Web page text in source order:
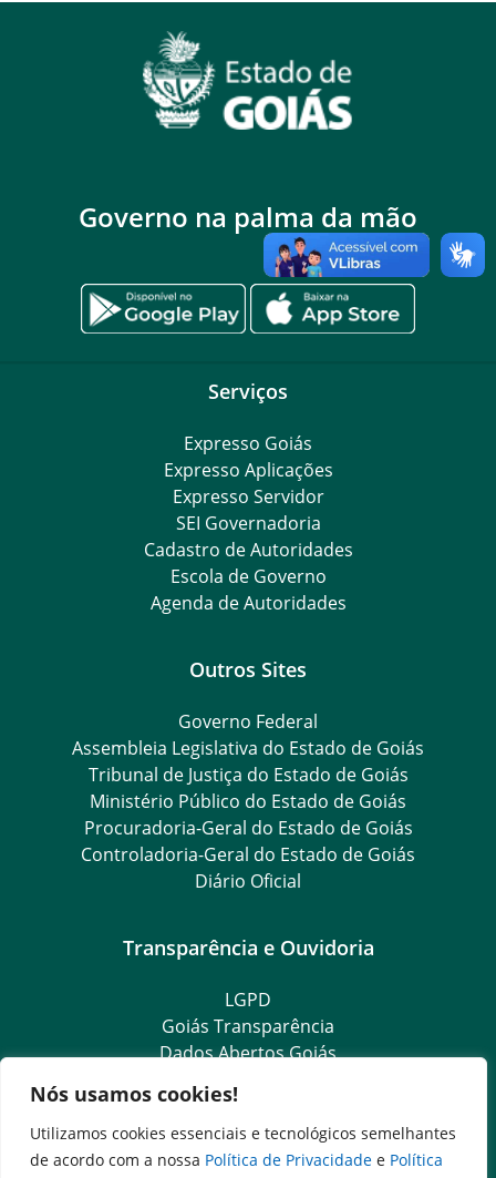
Nós usamos cookies!
Utilizamos cookies essenciais e tecnológicos semelhantes
de acordo com a nossa Política de Privacidade e Política
Governo na palma da mão
Serviços
Expresso Goiás
Expresso Aplicações
Expresso Servidor
SEI Governadoria
Cadastro de Autoridades
Escola de Governo
Agenda de Autoridades
Outros Sites
Governo Federal
Assembleia Legislativa do Estado de Goiás
Tribunal de Justiça do Estado de Goiás
Ministério Público do Estado de Goiás
Procuradoria-Geral do Estado de Goiás
Controladoria-Geral do Estado de Goiás
Diário Oficial
Transparência e Ouvidoria
LGPD
Goiás Transparência
Dados Abertos Goiás
Ouvidoria Geral
SIC – Serviço de Informação ao Cidadão
e-SIC – Serviço Eletrônico de Informação ao Cidadão